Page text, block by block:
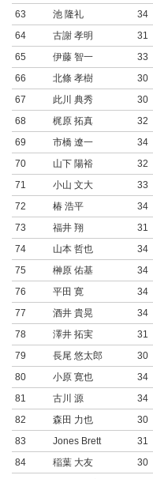
63
池 隆礼 34
64
古謝 孝明 31
65
伊藤 智一 33
66
北條 孝樹 30
67
此川 典秀 30
68
梶原 拓真 32
69
市橋 遼一 34
70
山下 陽裕 32
71
小山 文大 33
72
椿 浩平 34
73
福井 翔 31
74
山本 哲也 34
75
榊原 佑基 34
76
平田 寛 34
77
酒井 貴晃 34
78
澤井 拓実 31
79
長尾 悠太郎 30
80
小原 寛也 34
81
古川 源 34
82
森田 力也 30
83
Jones Brett 31
84
稲葉 大友 30